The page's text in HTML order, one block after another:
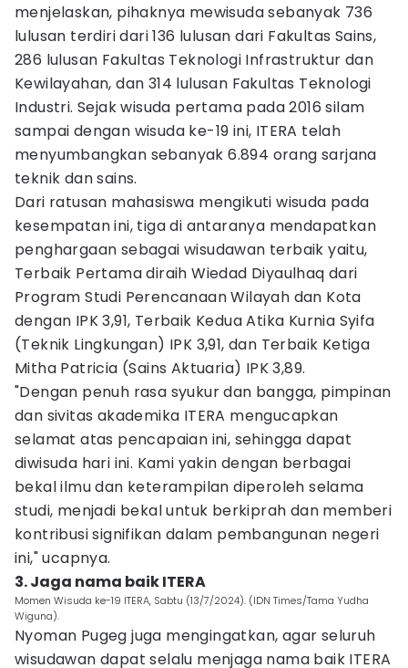
menjelaskan, pihaknya mewisuda sebanyak 736
lulusan terdiri dari 136 lulusan dari Fakultas Sains,
286 lulusan Fakultas Teknologi Infrastruktur dan
Kewilayahan, dan 314 lulusan Fakultas Teknologi
Industri. Sejak wisuda pertama pada 2016 silam
sampai dengan wisuda ke-19 ini, ITERA telah
menyumbangkan sebanyak 6.894 orang sarjana
teknik dan sains.
Dari ratusan mahasiswa mengikuti wisuda pada
kesempatan ini, tiga di antaranya mendapatkan
penghargaan sebagai wisudawan terbaik yaitu,
Terbaik Pertama diraih Wiedad Diyaulhaq dari
Program Studi Perencanaan Wilayah dan Kota
dengan IPK 3,91, Terbaik Kedua Atika Kurnia Syifa
(Teknik Lingkungan) IPK 3,91, dan Terbaik Ketiga
Mitha Patricia (Sains Aktuaria) IPK 3,89.
"Dengan penuh rasa syukur dan bangga, pimpinan
dan sivitas akademika ITERA mengucapkan
selamat atas pencapaian ini, sehingga dapat
diwisuda hari ini. Kami yakin dengan berbagai
bekal ilmu dan keterampilan diperoleh selama
studi, menjadi bekal untuk berkiprah dan memberi
kontribusi signifikan dalam pembangunan negeri
ini," ucapnya.
3. Jaga nama baik ITERA
Momen Wisuda ke-19 ITERA, Sabtu (13/7/2024). (IDN Times/Tama Yudha
Wiguna).
Nyoman Pugeg juga mengingatkan, agar seluruh
wisudawan dapat selalu menjaga nama baik ITERA